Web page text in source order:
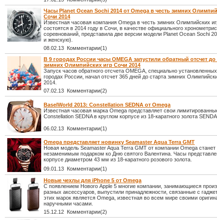
Часы Planet Ocean Sochi 2014 от Omega в честь зимних
Сочи 2014
Известная часовая компания Omega в честь зимних Олимпийских
состоятся в 2014 году в Сочи, в качестве официального
соревнований, представила две версии модели Planet Ocean Sochi
и женскую).
08.02.13 Комментарии(1)
В 9 городах России часы OMEGA запустили обратный отсчет до
зимних Олимпийских игр Сочи 2014
Запуск часов обратного отсчета OMEGA, специально
городах России, начал отсчет 365 дней до старта зимних
2014.
07.02.13 Комментарии(2)
BaselWorld 2013: Constellation SEDNA от Omega
Известная часовая марка Omega представляет свои
Constellation SEDNA в круглом корпусе из 18-каратного золота
06.02.13 Комментарии(1)
Omega представляет новинку Seamaster Aqua Terra GMT
Новая модель Seamaster Aqua Terra GMT от компании Omega станет
незаменимым подарком ко Дню святого Валентина. Часы
корпусе диаметром 43 мм из 18-каратного розового золота.
09.01.13 Комментарии(1)
Новые чехлы для iPhone 5 от Omega
С появлением Нового Apple 5 многие компании, занимающиеся
разных аксессуаров, выпустили принадлежности, связанные с
этих марок является Omega, известная во всем мире своими
наручными часами.
15.12.12 Комментарии(2)